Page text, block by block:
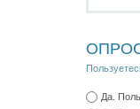
Да.